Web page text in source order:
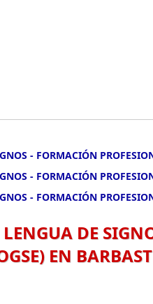
- FORMACIÓN
- FORMACIÓN
- FORMACIÓN
DE
EN